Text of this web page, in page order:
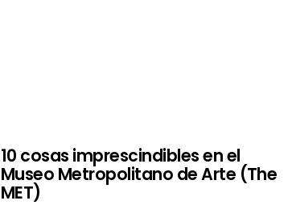
10 cosas imprescindibles en el
Museo Metropolitano de Arte (The
MET)